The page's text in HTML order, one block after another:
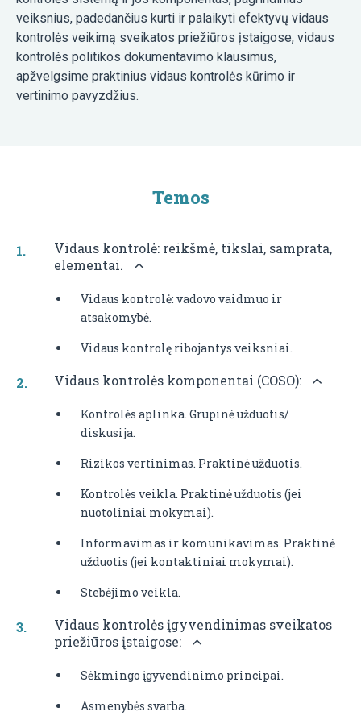
veiksnius, padedančius kurti ir palaikyti efektyvų vidaus
kontrolės veikimą sveikatos priežiūros įstaigose, vidaus
kontrolės politikos dokumentavimo klausimus,
apžvelgsime praktinius vidaus kontrolės kūrimo ir
vertinimo pavyzdžius.
Temos
Vidaus kontrolė: reikšmė, tikslai, samprata,
elementai.
Vidaus kontrolė: vadovo vaidmuo ir
atsakomybė.
Vidaus kontrolę ribojantys veiksniai.
Vidaus kontrolės komponentai (COSO):
Kontrolės aplinka. Grupinė užduotis/
diskusija.
Rizikos vertinimas. Praktinė užduotis.
Kontrolės veikla. Praktinė užduotis (jei
nuotoliniai mokymai).
Informavimas ir komunikavimas. Praktinė
užduotis (jei kontaktiniai mokymai).
Stebėjimo veikla.
Vidaus kontrolės įgyvendinimas sveikatos
priežiūros įstaigose:
Sėkmingo įgyvendinimo principai.
Asmenybės svarba.